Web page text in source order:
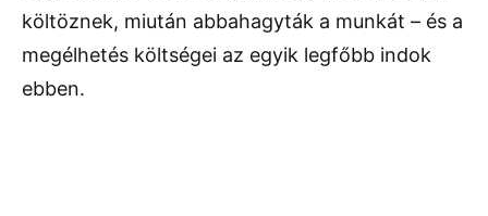
költöznek, miután abbahagyták a munkát – és a
megélhetés költségei az egyik legfőbb indok
ebben.